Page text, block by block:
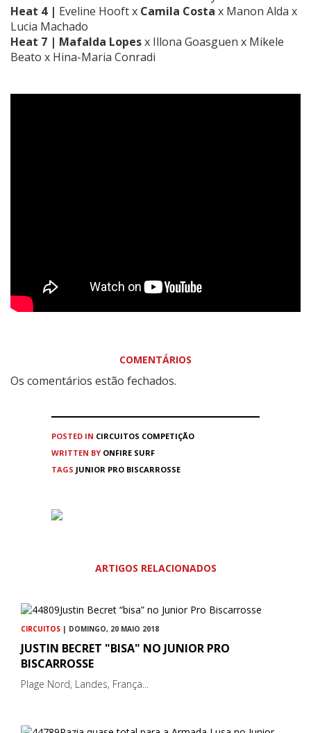
Heat 4 | Eveline Hooft x Camila Costa x Manon Alda x
Lucia Machado
Heat 7 | Mafalda Lopesx Illona Goasguen x Mikele
Beato x Hina-Maria Conradi
COMENTÁRIOS
Os comentários estão fechados.
POSTED IN CIRCUITOS COMPETIÇÃO
WRITTEN BY ONFIRE SURF
TAGS JUNIOR PRO BISCARROSSE
ARTIGOS RELACIONADOS
CIRCUITOS | DOMINGO, 20 MAIO 2018
JUSTIN BECRET "BISA" NO JUNIOR PRO
BISCARROSSE
Plage Nord, Landes, França...